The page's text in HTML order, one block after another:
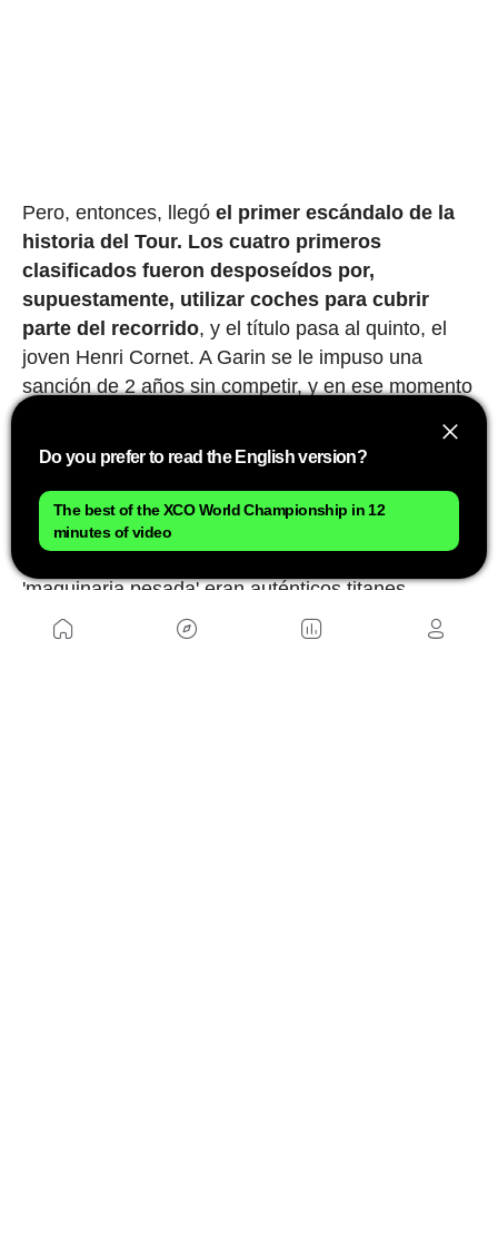
Pero, entonces, llegó el primer escándalo de la
historia del Tour. Los cuatro primeros
clasificados fueron desposeídos por,
supuestamente, utilizar coches para cubrir
parte del recorrido, y el título pasa al quinto, el
joven Henri Cornet. A Garin se le impuso una
sanción de 2 años sin competir, y en ese momento
sabremos si aquello fue justo o no, aunque él
siempre defendió su inocencia. Lo que está claro
es que, por encima de cualquier consideración
deportiva, aquellos hombres que recorrían
'maquinaria pesada' eran auténticos titanes.
Do you prefer to read the English version?
The best of the XCO World Championship in 12
minutes of video